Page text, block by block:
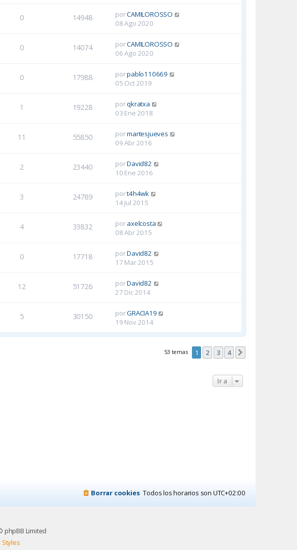
0 14948 porCAMILOROSSO
08 Ago 2020
0 14074 porCAMILOROSSO
06 Ago 2020
0 17988 porpablo110669
05 Oct 2019
1 19228 porqkratxa
03 Ene 2018
11 55850 pormartesjueves
09 Abr 2016
2 23440 porDavid82
10 Ene 2016
3 24789 port4h4wk
14 Jul 2015
4 33832 poraxelcosta
08 Abr 2015
0 17718 porDavid82
17 Mar 2015
12 51726 porDavid82
27 Dic 2014
5 30150 porGRACIA19
19 Nov 2014
53 temas 1 2 3 4
Ir a
Todos los horarios son UTC+02:00
Borrar cookies
Limited
Styles